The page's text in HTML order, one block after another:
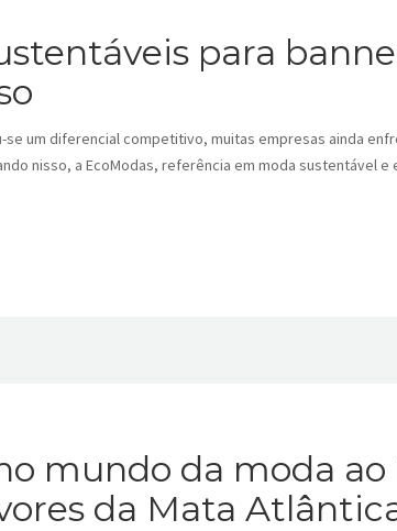
para
um diferencial competitivo, muitas empresas ainda
nisso, a EcoModas, referência em moda sustentável
mundo da moda
da Mata